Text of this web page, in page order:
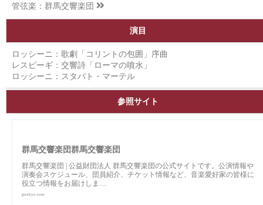
管弦楽： 群馬交響楽団
演目
ロッシーニ：歌劇「コリントの包囲」序曲
レスピーギ：交響詩「ローマの噴水」
ロッシーニ：スタバト・マーテル
参照サイト
群馬交響楽団群馬交響楽団
群馬交響楽団 | 公益財団法人 群馬交響楽団の公式サイトです。公演情報や
演奏会スケジュール、団員紹介、チケット情報など、音楽愛好家の皆様に
役立つ情報をお届けしま…
gunkyo.com